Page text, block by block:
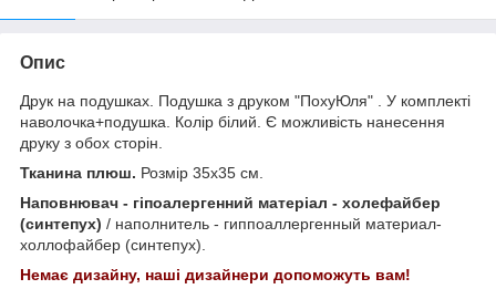
Опис
Друк на подушках. Подушка з друком "ПохуЮля" . У комплекті
наволочка+подушка. Колір білий. Є можливість нанесення
друку з обох сторін.
Тканина плюш. Розмір 35х35 см.
Наповнювач - гіпоалергенний матеріал - холефайбер
(синтепух) / наполнитель - гиппоаллергенный материал-
холлофайбер (синтепух).
Немає дизайну, наші дизайнери допоможуть вам!